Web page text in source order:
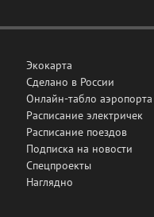
Экокарта
Сделано в России
Онлайн-табло аэропорта
Расписание электричек
Расписание поездов
Подписка на новости
Спецпроекты
Наглядно